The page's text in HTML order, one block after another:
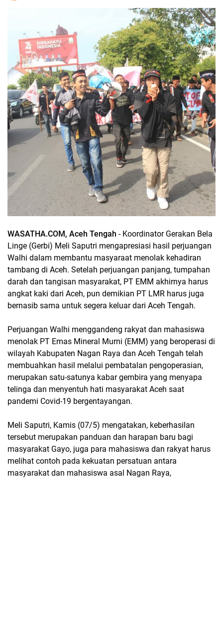
WASATHA.COM, Aceh Tengah - Koordinator Gerakan Bela
Linge (Gerbi) Meli Saputri mengapresiasi hasil perjuangan
Walhi dalam membantu masyaraat menolak kehadiran
tambang di Aceh. Setelah perjuangan panjang, tumpahan
darah dan tangisan masyarakat, PT EMM akhirnya harus
angkat kaki dari Aceh, pun demikian PT LMR harus juga
bernasib sama untuk segera keluar dari Aceh Tengah.
Perjuangan Walhi menggandeng rakyat dan mahasiswa
menolak PT Emas Mineral Murni (EMM) yang beroperasi di
wilayah Kabupaten Nagan Raya dan Aceh Tengah telah
membuahkan hasil melalui pembatalan pengoperasian,
merupakan satu-satunya kabar gembira yang menyapa
telinga dan menyentuh hati masyarakat Aceh saat
pandemi Covid-19 bergentayangan.
Meli Saputri, Kamis (07/5) mengatakan, keberhasilan
tersebut merupakan panduan dan harapan baru bagi
masyarakat Gayo, juga para mahasiswa dan rakyat harus
melihat contoh pada kekuatan persatuan antara
masyarakat dan mahasiswa asal Nagan Raya,